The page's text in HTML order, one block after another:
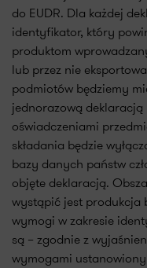
do EUDR. Dla każdej
identyfikator, który
produktom
lub przez nie
podmiotów będziemy
jednorazową
oświadczeniami
składania będzie
bazy danych państw
objęte deklaracją.
wystąpić jest produkcja
wymogi w zakresie
są – zgodnie z
wymogami